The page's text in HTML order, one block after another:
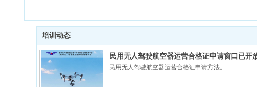
培训动态
民用无人驾驶航空器运营合格证申请窗口已开
民用无人驾驶航空器运营合格证申请方法。